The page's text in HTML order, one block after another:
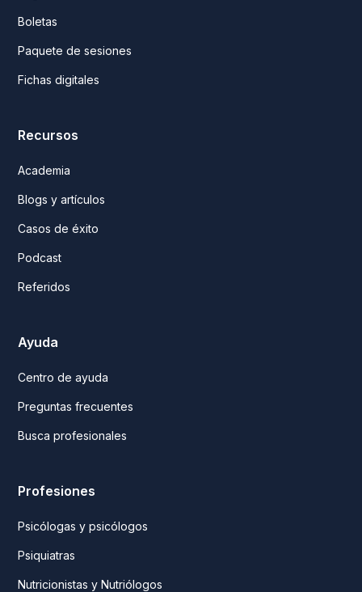
Boletas
Paquete de sesiones
Fichas digitales
Recursos
Academia
Blogs y artículos
Casos de éxito
Podcast
Referidos
Ayuda
Centro de ayuda
Preguntas frecuentes
Busca profesionales
Profesiones
Psicólogas y psicólogos
Psiquiatras
Nutricionistas y Nutriólogos